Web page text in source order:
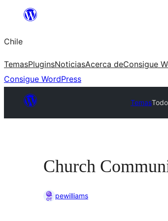
Saltar
contenido
Chile
TemasPluginsNoticiasAcerca deConsigue
Consigue WordPress
Temas
Church
pewilliams